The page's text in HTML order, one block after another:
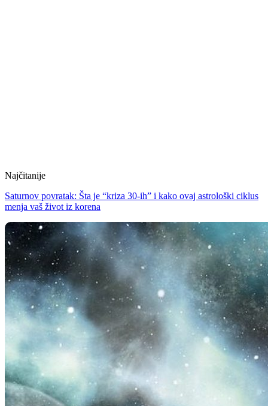
Najčitanije
Saturnov povratak: Šta je “kriza 30-ih” i kako ovaj astrološki ciklus
menja vaš život iz korena